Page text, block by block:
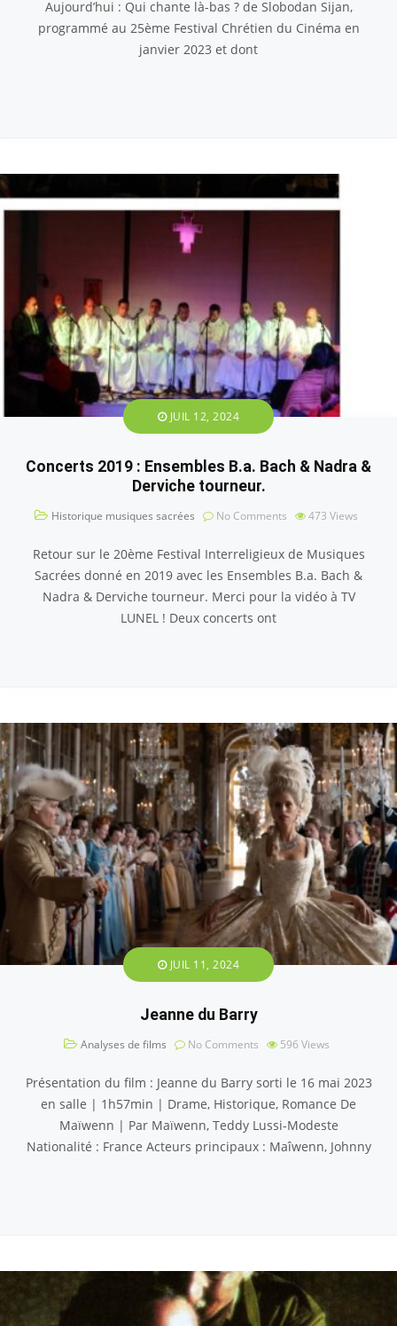
Aujourd’hui : Qui chante là-bas ? de Slobodan Sijan,
programmé au 25ème Festival Chrétien du Cinéma en
janvier 2023 et dont
JUIL 12, 2024
Concerts 2019 : Ensembles B.a. Bach & Nadra &
Derviche tourneur.
Historique musiques sacrées No Comments 473 Views
Retour sur le 20ème Festival Interreligieux de Musiques
Sacrées donné en 2019 avec les Ensembles B.a. Bach &
Nadra & Derviche tourneur. Merci pour la vidéo à TV
LUNEL ! Deux concerts ont
JUIL 11, 2024
Jeanne du Barry
Analyses de films No Comments 596 Views
Présentation du film : Jeanne du Barry sorti le 16 mai 2023
en salle | 1h57min | Drame, Historique, Romance De
Maïwenn | Par Maïwenn, Teddy Lussi-Modeste
Nationalité : France Acteurs principaux : Maîwenn, Johnny